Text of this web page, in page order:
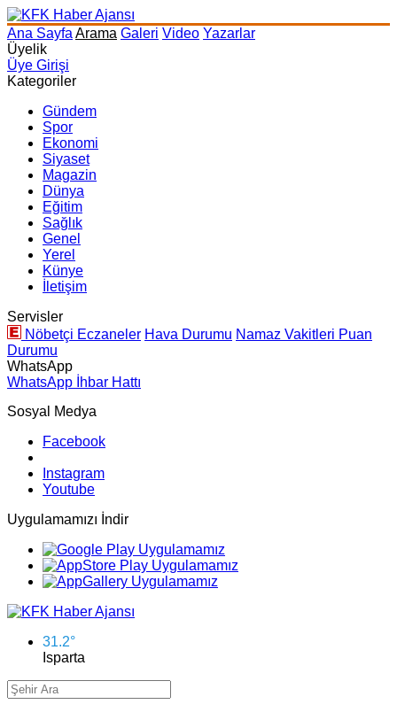
Ana Sayfa Arama Galeri Video Yazarlar
Üyelik
Üye Girişi
Kategoriler
Gündem
Spor
Ekonomi
Siyaset
Magazin
Dünya
Eğitim
Sağlık
Genel
Yerel
Künye
İletişim
Servisler
Nöbetçi Eczaneler Hava Durumu Namaz Vakitleri Puan
Durumu
WhatsApp
WhatsApp İhbar Hattı
Sosyal Medya
Facebook
Instagram
Youtube
Uygulamamızı İndir
31.2°
Isparta